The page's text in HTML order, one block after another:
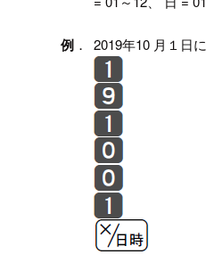
例． 2019年10 月１日